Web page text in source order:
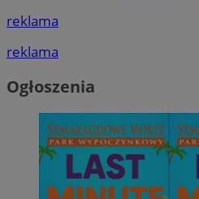
reklama
reklama
Ogłoszenia